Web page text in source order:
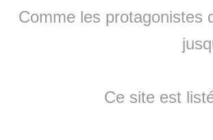
Comme les protagonistes
Ce site est